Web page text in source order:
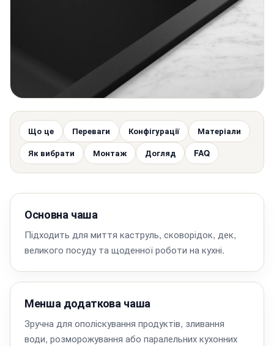
Що це Переваги Конфігурації
Матеріали
Як вибрати
Монтаж Догляд FAQ
Основна чаша
Підходить для миття каструль, сковорідок, дек,
великого посуду та щоденної роботи на кухні.
Менша додаткова чаша
Зручна для ополіскування продуктів, зливання
води, розморожування або паралельних кухонних